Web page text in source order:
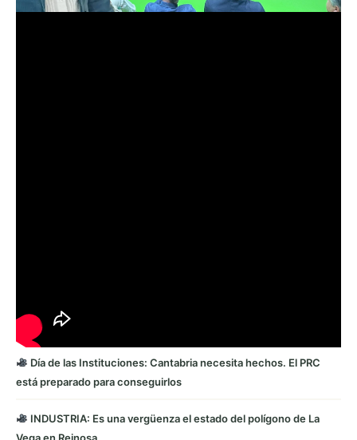
Día de las Instituciones: Cantabria necesita hechos. El PRC
está preparado para conseguirlos
INDUSTRIA: Es una vergüenza el estado del polígono de La
Vega en Reinosa